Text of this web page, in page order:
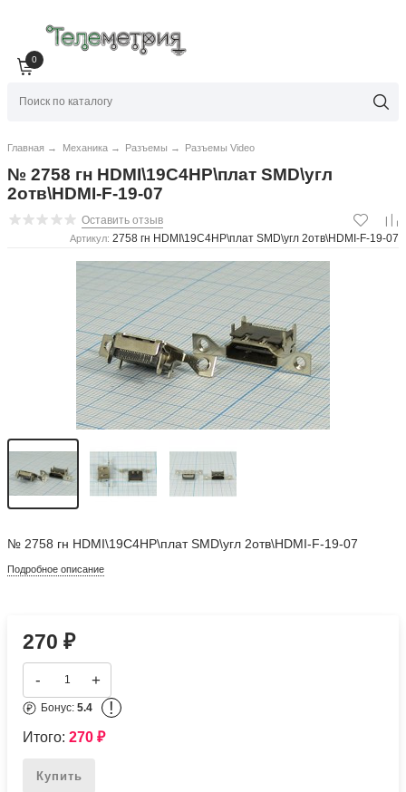
0
Главная → Механика → Разъемы → Разъемы Video
№ 2758 гн HDMI\19C4HP\плат SMD\угл
2отв\HDMI-F-19-07
Оставить отзыв
Артикул: 2758 гн HDMI\19C4HP\плат SMD\угл 2отв\HDMI-F-19-07
№ 2758 гн HDMI\19C4HP\плат SMD\угл 2отв\HDMI-F-19-07
Подробное описание
270₽
- +
Бонус:5.4 !
Итого:270₽
Купить